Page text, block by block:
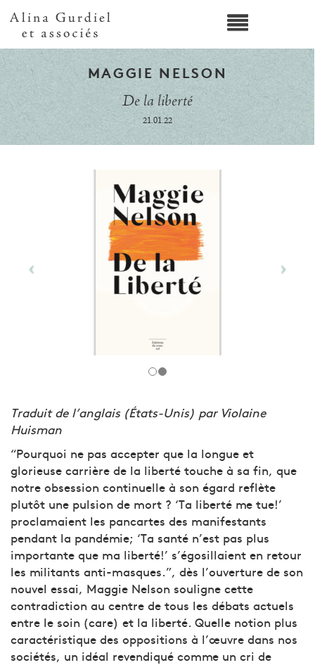
MAGGIE NELSON
De la liberté
21.01.22
Traduit de l’anglais (États-Unis) par Violaine
Huisman
“Pourquoi ne pas accepter que la longue et
glorieuse carrière de la liberté touche à sa fin, que
notre obsession continuelle à son égard reflète
plutôt une pulsion de mort ? ‘Ta liberté me tue!’
proclamaient les pancartes des manifestants
pendant la pandémie; ‘Ta santé n’est pas plus
importante que ma liberté!’ s’égosillaient en retour
les militants anti-masques.”, dès l’ouverture de son
nouvel essai, Maggie Nelson souligne cette
contradiction au centre de tous les débats actuels
entre le soin (care) et la liberté. Quelle notion plus
caractéristique des oppositions à l’œuvre dans nos
sociétés, un idéal revendiqué comme un cri de